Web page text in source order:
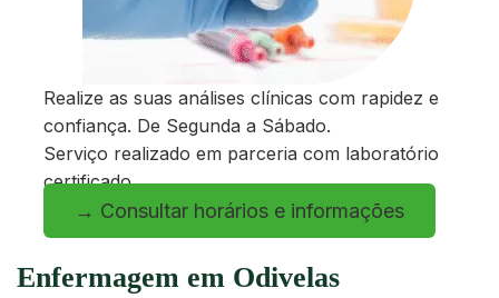
Realize as suas análises clínicas com rapidez e
confiança. De Segunda a Sábado.
Serviço realizado em parceria com laboratório
certificado.
→ Consultar horários e informações
Enfermagem em Odivelas